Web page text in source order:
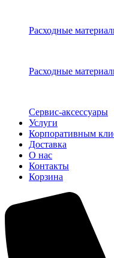
Расходные
Расходные
Сервис-аксессуары
Услуги
Корпоративным
Доставка
О нас
Контакты
Корзина